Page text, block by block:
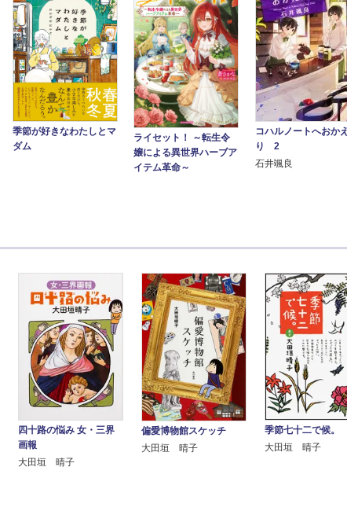
季節が好きなわたしとマ
ダム
ライセット！ ～転生令
嬢による異世界ハーブア
イテム革命～
コハルノートへおかえ
り 2
石井颯良
四十路の悩み 女・三界
画報
大田垣 晴子
偏愛博物館スケッチ
大田垣 晴子
季節七十二で候。
大田垣 晴子